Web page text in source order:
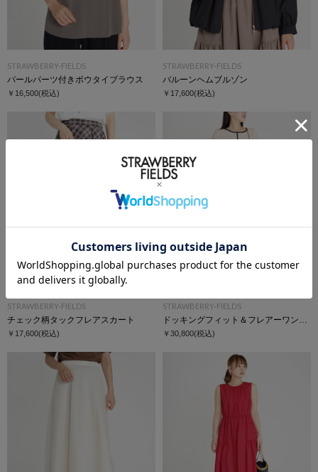
STRAWBERRY-FIELDS
パールパーツ付きボウタイブラウス
￥16,500(税込)
STRAWBERRY-FIELDS
バルーンヘムブルゾン
￥17,600(税込)
STRAWBERRY-FIELDS
チェック柄タックフレアスカート
￥17,600(税込)
STRAWBERRY-FIELDS
￥30,800(税込)